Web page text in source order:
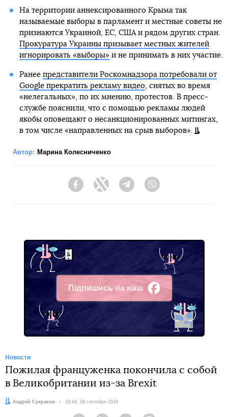
На территории аннексированного Крыма так
называемые выборы в парламент и местные советы не
признаются Украиной, ЕС, США и рядом других стран.
Прокуратура Украины призывает местных жителей
игнорировать «выборы»и не принимать в них участие.
Ранее представители Роскомнадзора потребовали от
Google прекратить рекламу видео, снятых во время
«нелегальных», по их мнению, протестов. В пресс-
службе пояснили, что с помощью рекламы людей
якобы оповещают о несанкционированных митингах,
в том числе «направленных на срыв выборов».
Автор: Марина Колесниченко
FacebookTwitter Telegram
Підпишись на наш
Facebook
Новости
Пожилая француженка покончила с собой
в Великобритании из-за Brexit
Автор:
Андрей Сухраков Дата:
18:44, 08 сентября 2019